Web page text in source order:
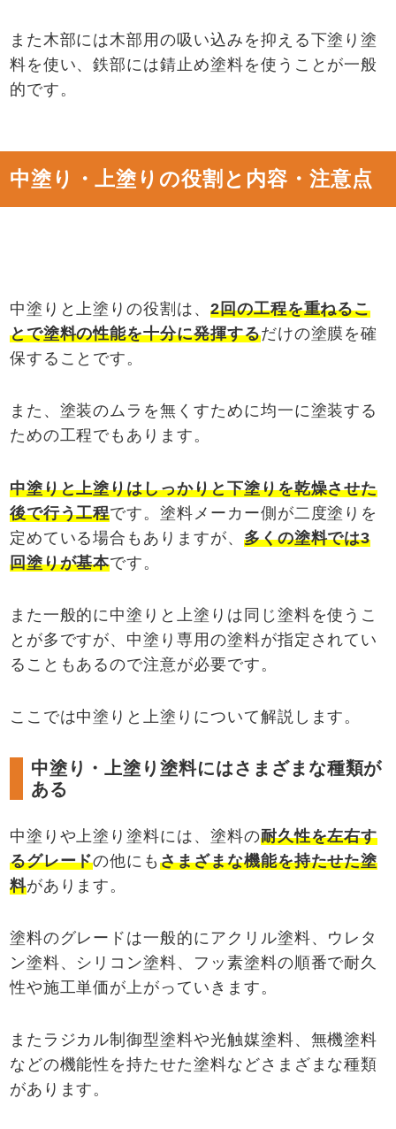
また木部には木部用の吸い込みを抑える下塗り塗
料を使い、鉄部には錆止め塗料を使うことが一般
的です。
中塗り・上塗りの役割と内容・注意点
中塗りと上塗りの役割は、 2回の工程を重ねるこ
とで塗料の性能を十分に発揮するだけの塗膜を確
保することです。
また、塗装のムラを無くすために均一に塗装する
ための工程でもあります。
中塗りと上塗りはしっかりと下塗りを乾燥させた
後で行う工程です。塗料メーカー側が二度塗りを
定めている場合もありますが、 多くの塗料では3
回塗りが基本です。
また一般的に中塗りと上塗りは同じ塗料を使うこ
とが多ですが、中塗り専用の塗料が指定されてい
ることもあるので注意が必要です。
ここでは中塗りと上塗りについて解説します。
中塗り・上塗り塗料にはさまざまな種類が
ある
中塗りや上塗り塗料には、塗料の耐久性を左右す
るグレードの他にもさまざまな機能を持たせた塗
料があります。
塗料のグレードは一般的にアクリル塗料、ウレタ
ン塗料、シリコン塗料、フッ素塗料の順番で耐久
性や施工単価が上がっていきます。
またラジカル制御型塗料や光触媒塗料、無機塗料
などの機能性を持たせた塗料などさまざまな種類
があります。